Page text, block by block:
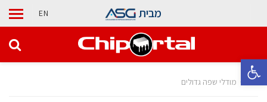
פתח סרגל נגישות
מבית EN
בית מודלי שפה גדולים